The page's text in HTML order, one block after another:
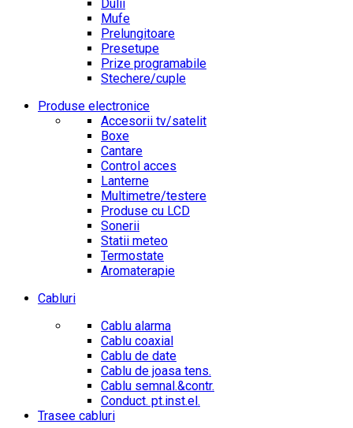
Dulii
Mufe
Prelungitoare
Presetupe
Prize programabile
Stechere/cuple
Produse electronice
Accesorii tv/satelit
Boxe
Cantare
Control acces
Lanterne
Multimetre/testere
Produse cu LCD
Sonerii
Statii meteo
Termostate
Aromaterapie
Cabluri
Cablu alarma
Cablu coaxial
Cablu de date
Cablu de joasa tens.
Cablu semnal.&contr.
Conduct. pt.inst.el.
Trasee cabluri